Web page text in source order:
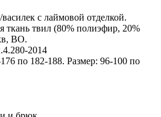
с лаймовой отделкой.
ткань твил (80% полиэфир, 20%
ВО.
2014
по 182-188. Размер: 96-100 по